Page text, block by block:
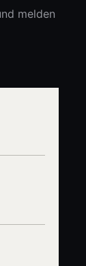
melden